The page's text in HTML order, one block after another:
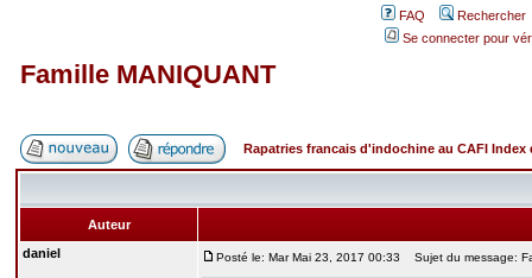
FAQ
Rechercher
Se connecter pour
Famille MANIQUANT
Rapatries francais d'indochine au CAFI Index
Auteur
daniel
Posté le: Mar Mai 23, 2017 00:33 Sujet du message: